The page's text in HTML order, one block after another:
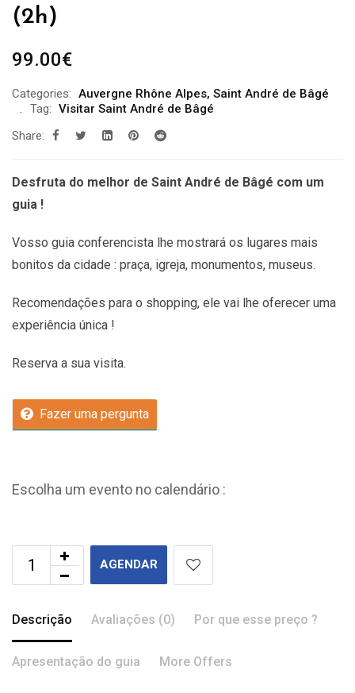
(2h)
99.00€
Categories: Auvergne Rhône Alpes, Saint André de Bâgé
Tag: Visitar Saint André de Bâgé
Share:
Desfruta do melhor de Saint André de Bâgé com um
guia !
Vosso guia conferencista lhe mostrará os lugares mais
bonitos da cidade : praça, igreja, monumentos, museus.
Recomendações para o shopping, ele vai lhe oferecer uma
experiência única !
Reserva a sua visita.
Fazer uma pergunta
Escolha um evento no calendário :
AGENDAR
Descrição Avaliações (0) Por que esse preço ?
Apresentação do guia More Offers